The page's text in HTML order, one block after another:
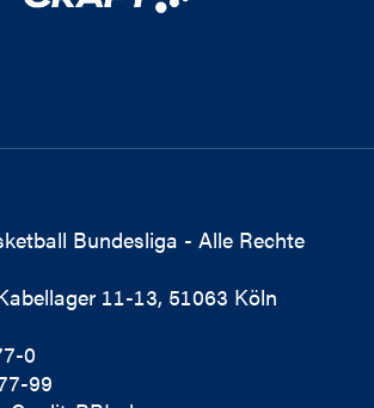
Bundesliga - Alle Rechte
11-13, 51063 Köln
0
99